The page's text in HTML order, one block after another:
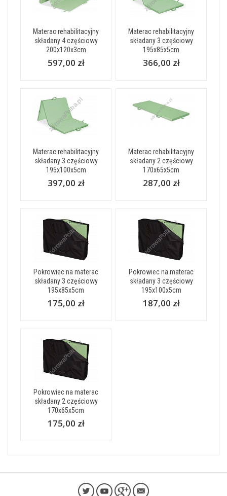
Materac rehabilitacyjny
składany 4 częściowy
200x120x3cm
597,00 zł
Materac rehabilitacyjny
składany 3 częściowy
195x85x5cm
366,00 zł
Materac rehabilitacyjny
składany 3 częściowy
195x100x5cm
397,00 zł
Materac rehabilitacyjny
składany 2 częściowy
170x65x5cm
287,00 zł
Pokrowiec na materac
składany 3 częściowy
195x85x5cm
175,00 zł
Pokrowiec na materac
składany 3 częściowy
195x100x5cm
187,00 zł
Pokrowiec na materac
składany 2 częściowy
170x65x5cm
175,00 zł